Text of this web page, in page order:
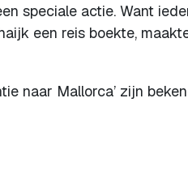
speciale actie. Want
een reis boekte,
naar Mallorca’ zijn